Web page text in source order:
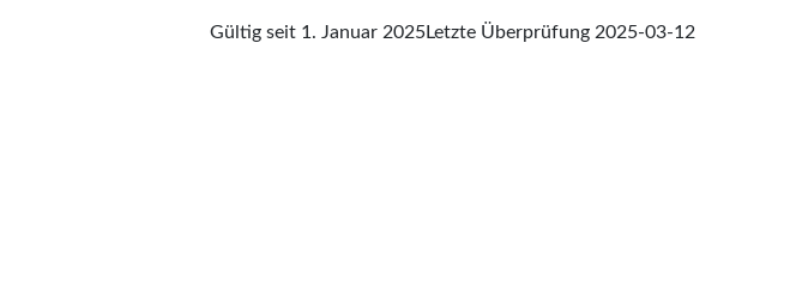
Gültig seit 1. Januar 2025Letzte Überprüfung 2025-03-12